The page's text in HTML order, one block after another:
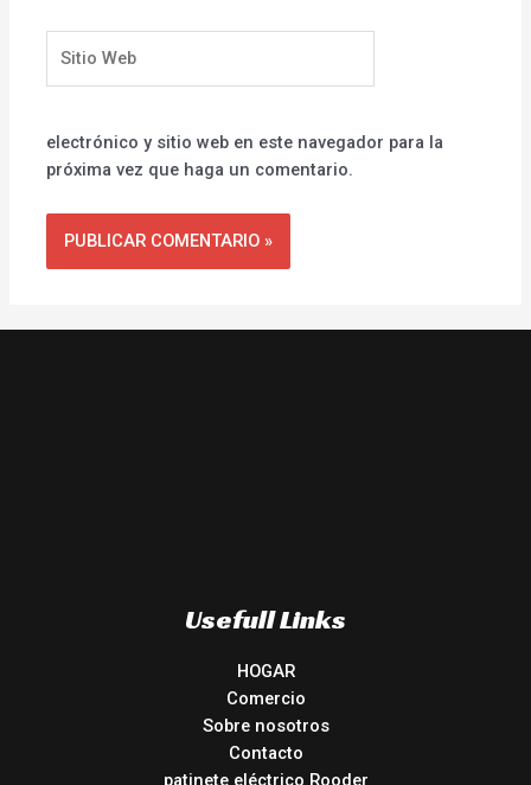
Web
electrónico y sitio web en este navegador para la
próxima vez que haga un comentario.
Usefull Links
HOGAR
Comercio
Sobre nosotros
Contacto
patinete eléctrico Rooder